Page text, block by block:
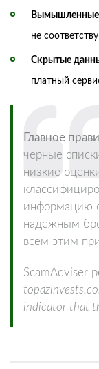
Вымышленные
не
Скрытые
платный
Главное
чёрные
низкие
информацию
надёжным
всем этим
ScamAdviser
indicator that